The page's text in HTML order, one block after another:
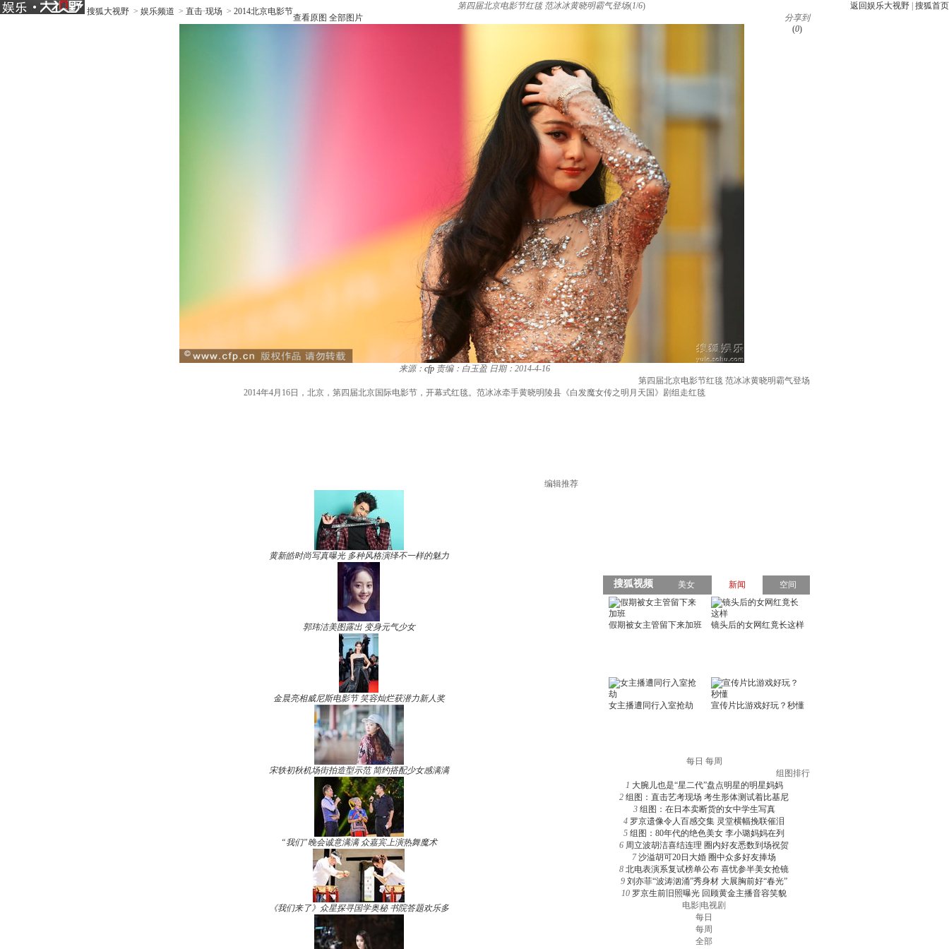
搜狐大视野 > 娱乐频道 > 直击·现场 > 2014北京电影节
返回娱乐大视野 搜狐首页
第四届北京电影节红毯 范冰冰黄晓明霸气登场(1/6)
查看原图 全部图片
分享到
(0)
来源： cfp 责编：白玉盈 日期：2014-4-16
第四届北京电影节红毯 范冰冰黄晓明霸气登场
2014年4月16日，北京，第四届北京国际电影节，开幕式红毯。范冰冰牵手黄晓明陵县《白发魔女传之明月天国》剧组走红毯
编辑推荐
黄新皓时尚写真曝光 多种风格演绎不一样的魅力
郭玮洁美图露出 变身元气少女
金晨亮相威尼斯电影节 笑容灿烂获潜力新人奖
宋轶初秋机场街拍造型示范 简约搭配少女感满满
“我们”晚会诚意满满 众嘉宾上演热舞魔术
《我们来了》众星探寻国学奥秘 书院答题欢乐多
每日 每周
组图排行
1 大腕儿也是“星二代”盘点明星的明星妈妈
2 组图：直击艺考现场 考生形体测试着比基尼
3 组图：在日本卖断货的女中学生写真
4 罗京遗像令人百感交集 灵堂横幅挽联催泪
5 组图：80年代的绝色美女 李小璐妈妈在列
6 周立波胡洁喜结连理 圈内好友悉数到场祝贺
7 沙溢胡可20日大婚 圈中众多好友捧场
8 北电表演系复试榜单公布 喜忧参半美女抢镜
9 刘亦菲“波涛汹涌”秀身材 大展胸前好“春光”
10 罗京生前旧照曝光 回顾黄金主播音容笑貌
电影 电视剧
每日
每周
全部